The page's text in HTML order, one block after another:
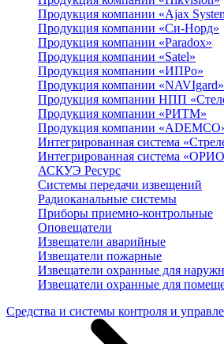
Продукция компании «Ajax
Продукция компании «Си-Норд»
Продукция компании «Paradox»
Продукция компании «Satel»
Продукция компании «ИПРо»
Продукция компании «NAVIgard»
Продукция компании НПП
Продукция компании «РИТМ»
Продукция компании
Интегрированная система
Интегрированная система
АСКУЭ Ресурс
Системы передачи извещений
Радиоканальные системы
Приборы приемно-контрольные
Оповещатели
Извещатели аварийные
Извещатели пожарные
Извещатели охранные для
Извещатели охранные для
Средства и системы контроля и